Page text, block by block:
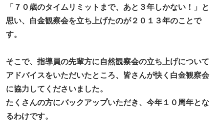
「７０歳のタイムリミットまで、あと３年しかない！」と
思い、白金観察会を立ち上げたのが２０１３年のことで
す。
そこで、指導員の先輩方に自然観察会の立ち上げについて
アドバイスをいただいたところ、皆さんが快く白金観察会
に協力してくださいました。
たくさんの方にバックアップいただき、今年１０周年とな
るわけです。